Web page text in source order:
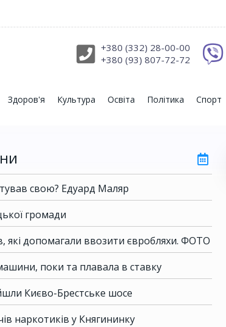
+380 (332) 28-00-00
+380 (93) 807-72-72
Здоров'я Культура Освіта Політика Спорт
свою? Едуард Маляр
громади
які допомагали ввозити євробляхи. ФОТО
поки та плавала в ставку
Києво-Брестське шосе
наркотиків у Княгининку